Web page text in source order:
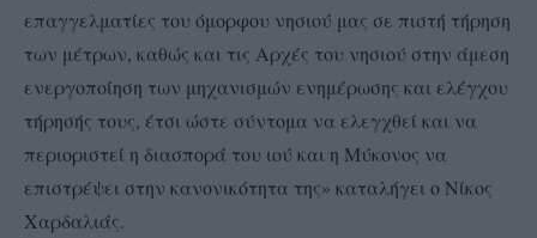
επαγγελματίες του όμορφου νησιού μας σε πιστή τήρηση
των μέτρων, καθώς και τις Αρχές του νησιού στην άμεση
ενεργοποίηση των μηχανισμών ενημέρωσης και ελέγχου
τήρησής τους, έτσι ώστε σύντομα να ελεγχθεί και να
περιοριστεί η διασπορά του ιού και η Μύκονος να
επιστρέψει στην κανονικότητα της» καταλήγει ο Νίκος
Χαρδαλιάς.